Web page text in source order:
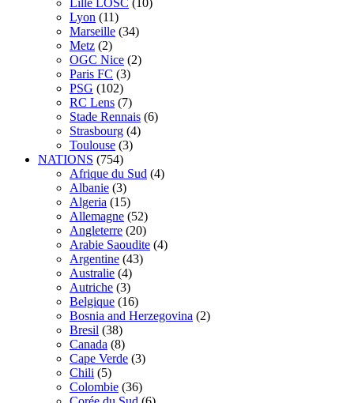
Lyon (11)
Marseille (34)
Metz (2)
OGC Nice (2)
Paris FC (3)
PSG (102)
RC Lens (7)
Stade Rennais (6)
Strasbourg (4)
Toulouse (3)
NATIONS (754)
Afrique du Sud (4)
Albanie (3)
Algeria (15)
Allemagne (52)
Angleterre (20)
Arabie Saoudite (4)
Argentine (43)
Australie (4)
Autriche (3)
Belgique (16)
Bosnia and Herzegovina (2)
Bresil (38)
Canada (8)
Cape Verde (3)
Chili (5)
Colombie (36)